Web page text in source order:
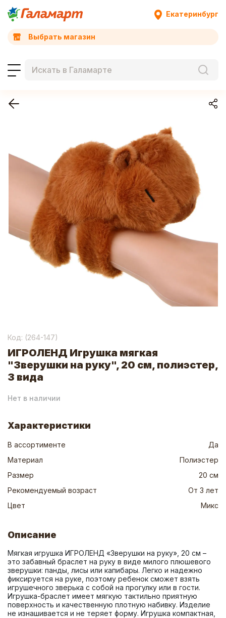
Екатеринбург
Выбрать магазин
Код: (264-147)
ИГРОЛЕНД Игрушка мягкая
"Зверушки на руку", 20 см, полиэстер,
3 вида
Нет в наличии
Характеристики
В ассортименте
Да
Материал
Полиэстер
Размер
20 см
Рекомендуемый возраст
От 3 лет
Цвет
Микс
Описание
Мягкая игрушка ИГРОЛЕНД «Зверушки на руку», 20 см –
это забавный браслет на руку в виде милого плюшевого
зверушки: панды, лисы или капибары. Легко и надежно
фиксируется на руке, поэтому ребенок сможет взять
игрушечного зверька с собой на прогулку или в гости.
Игрушка-браслет имеет мягкую тактильно приятную
поверхность и качественную плотную набивку. Изделие
не изнашивается и не теряет форму. Игрушка компактная,